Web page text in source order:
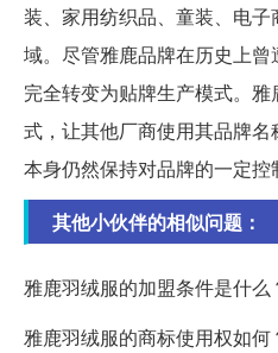
装、家用纺织品、童装、电
域。尽管雅鹿品牌在历史上
完全转变为贴牌生产模式。
式，让其他厂商使用其品牌
本身仍然保持对品牌的一定控
其他小伙伴的相似问题：
雅鹿羽绒服的加盟条件是什么
雅鹿羽绒服的商标使用权如何